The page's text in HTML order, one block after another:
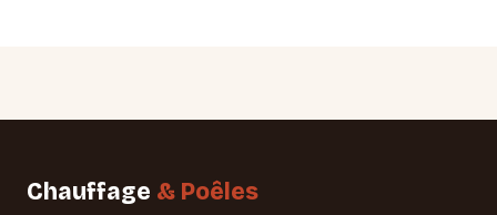
Chauffage & Poêles